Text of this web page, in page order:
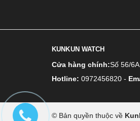
KUNKUN WATCH
Cửa hàng chính:Số 56/
Hotline: 0972456820 -
© Bản quyền thuộc về